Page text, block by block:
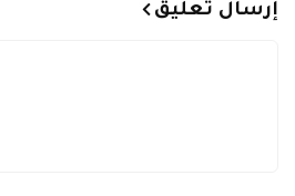
إرسال تعليق